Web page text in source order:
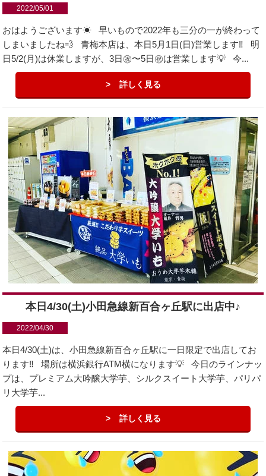
2022/05/01
おはようございます☀ 早いもので2022年も三分の一が終わって
しまいましたね💨 青梅本店は、本日5月1日(日)営業します‼️ 明
日5/2(月)は休業しますが、3日㊗︎〜5日㊗︎は営業します💡 今...
詳しく見る
本日4/30(土)小田急線新百合ヶ丘駅に出店中♪
2022/04/30
本日4/30(土)は、小田急線新百合ヶ丘駅に一日限定で出店してお
ります‼️ 場所は横浜銀行ATM横になります💡 今日のラインナッ
プは、プレミアム大吟醸大学芋、シルクスイート大学芋、パリパ
リ大学芋...
詳しく見る